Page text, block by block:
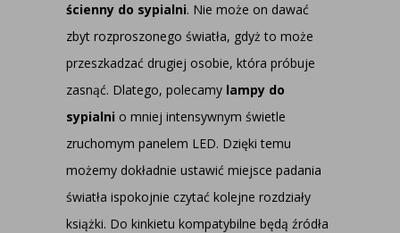
ścienny do sypialni. Nie może on dawać
zbyt rozproszonego światła, gdyż to może
przeszkadzać drugiej osobie, która próbuje
zasnąć. Dlatego, polecamy lampy do
sypialni o mniej intensywnym świetle
zruchomym panelem LED. Dzięki temu
możemy dokładnie ustawić miejsce padania
światła ispokojnie czytać kolejne rozdziały
książki. Do kinkietu kompatybilne będą źródła